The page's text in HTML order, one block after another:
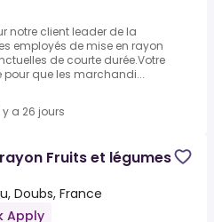
notre client leader de la
employés de mise en rayon
de courte durée.Votre
pour que les marchandi...
y a 26 jours
Fruits et légumes
Doubs, France
Apply